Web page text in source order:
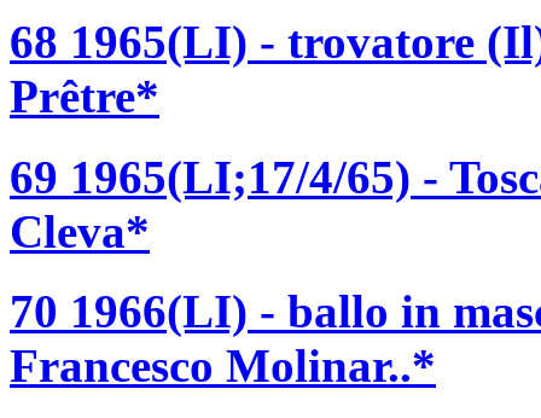
68 1965(LI) - trovatore
Prêtre*
69 1965(LI;17/4/65) -
Cleva*
70 1966(LI) - ballo in
Francesco Molinar..*